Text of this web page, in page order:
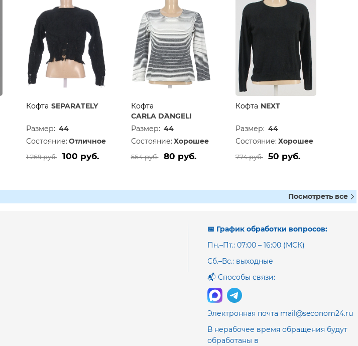
Кофта SEPARATELY
Размер: 44
Состояние: Отличное
1 269 руб. 100 руб.
Кофта
CARLA D`ANGELI
Размер: 44
Состояние: Хорошее
564 руб. 80 руб.
Кофта NEXT
Размер: 44
Состояние: Хорошее
774 руб. 50 руб.
Посмотреть все
📅 График обработки вопросов:
Пн.–Пт.: 07:00 – 16:00 (МСК)
Сб.–Вс.: выходные
📬 Способы связи:
Электронная почта mail@seconom24.ru
В нерабочее время обращения будут
обработаны в